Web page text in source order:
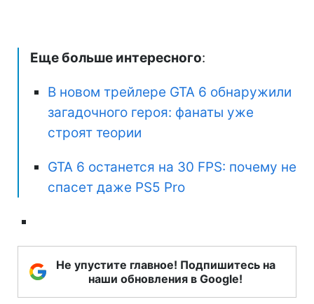
Еще больше интересного:
В новом трейлере GTA 6 обнаружили
загадочного героя: фанаты уже
строят теории
GTA 6 останется на 30 FPS: почему не
спасет даже PS5 Pro
Не упустите главное! Подпишитесь на
наши обновления в Google!